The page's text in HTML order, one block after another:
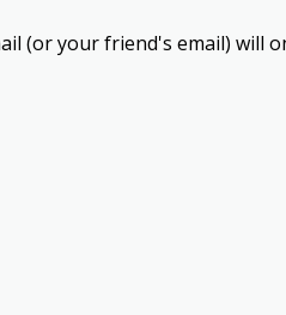
(or your friend's email) will